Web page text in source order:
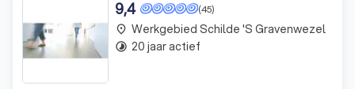
(45)
9,4
place Werkgebied Schilde 's Gravenwezel
timelapse 20 jaar actief